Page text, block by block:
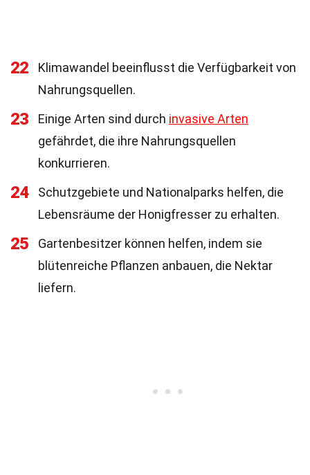
22
Klimawandel beeinflusst die Verfügbarkeit von
Nahrungsquellen.
23 Einige Arten sind durch invasive Arten
gefährdet, die ihre Nahrungsquellen
konkurrieren.
24
Schutzgebiete und Nationalparks helfen, die
Lebensräume der Honigfresser zu erhalten.
25
Gartenbesitzer können helfen, indem sie
blütenreiche Pflanzen anbauen, die Nektar
liefern.